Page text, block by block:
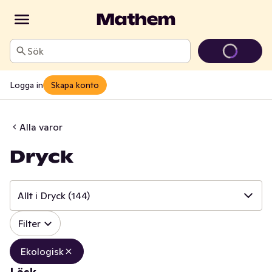
Sök
Logga in Skapa konto
Alla varor
Dryck
Allt i Dryck (144)
✓ Allt i Dryck
✓ Läsk (1)
Filter
Ekologisk